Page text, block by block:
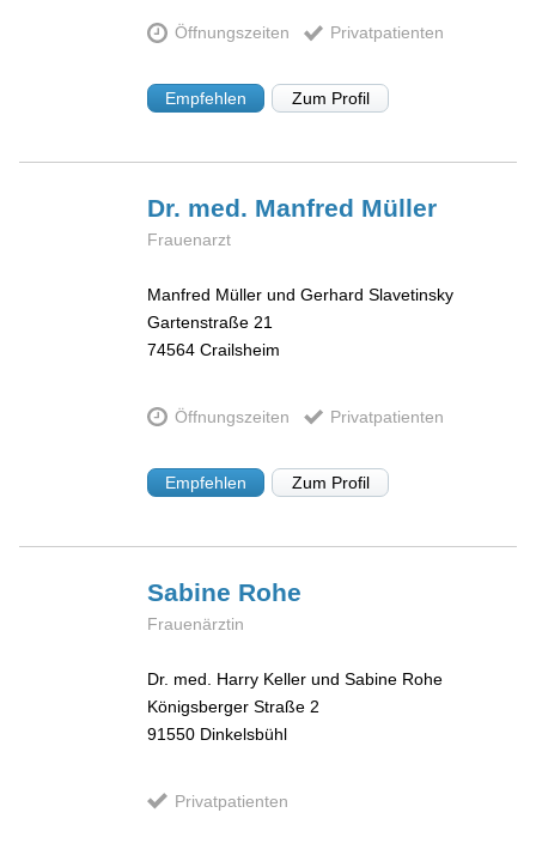
Öffnungszeiten Privatpatienten
Empfehlen Zum Profil
Dr. med. Manfred Müller
Frauenarzt
Manfred Müller und Gerhard Slavetinsky
Gartenstraße 21
74564 Crailsheim
Öffnungszeiten Privatpatienten
Empfehlen Zum Profil
Sabine Rohe
Frauenärztin
Dr. med. Harry Keller und Sabine Rohe
Königsberger Straße 2
91550 Dinkelsbühl
Privatpatienten